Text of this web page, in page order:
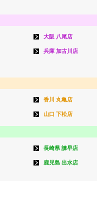
大阪 八尾店
兵庫 加古川店
香川 丸亀店
山口 下松店
長崎県 諫早店
鹿児島 出水店